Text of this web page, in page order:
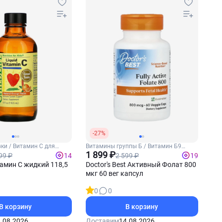
/ Витамин С для
₽
14
С жидкий 118,5
корзину
-27%
Витамины группы Б / Витамин Б9
(Фолиевая кислота)
1 899 ₽2 599 ₽
19
Doctor's Best Активный Фолат 800
мкг 60 вег капсул
0
0
В корзину